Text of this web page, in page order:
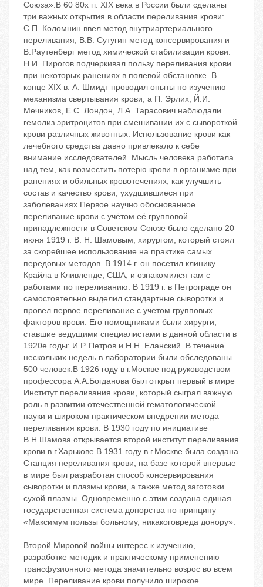
Союза».В 60 80х гг. XIX века в России были сделаны
три важных открытия в области переливания крови:
С.П. Коломнин ввел метод внутриартериального
переливания, В.В. Сутугин метод консервирования и
В.Раутенберг метод химической стабилизации крови.
Н.И. Пирогов подчеркивал пользу переливания крови
при некоторых ранениях в полевой обстановке. В
конце XIX в. А. Шмидт проводил опыты по изучению
механизма свертывания крови, а П. Эрлих, Й.И.
Мечников, Е.С. Лондон, Л.А. Тарасович наблюдали
гемолиз эритроцитов при смешивании их с сывороткой
крови различных животных. Использование крови как
лечебного средства давно привлекало к себе
внимание исследователей. Мысль человека работала
над тем, как возместить потерю крови в организме при
ранениях и обильных кровотечениях, как улучшить
состав и качество крови, ухудшившиеся при
заболеваниях.Первое научно обоснованное
переливание крови с учётом её групповой
принадлежности в Советском Союзе было сделано 20
июня 1919 г. В. Н. Шамовым, хирургом, который стоял
за скорейшее использование на практике самых
передовых методов. В 1914 г. он посетил клинику
Крайла в Кливленде, США, и ознакомился там с
работами по переливанию. В 1919 г. в Петрограде он
самостоятельно выделил стандартные сыворотки и
провел первое переливание с учетом групповых
факторов крови. Его помощниками были хирурги,
ставшие ведущими специалистами в данной области в
1920е годы: И.Р. Петров и Н.Н. Еланский. В течение
нескольких недель в лаборатории были обследованы
500 человек.В 1926 году в г.Москве под руководством
профессора А.А.Богданова был открыт первый в мире
Институт переливания крови, который сыграл важную
роль в развитии отечественной гематологической
науки и широком практическом внедрении метода
переливания крови. В 1930 году по инициативе
В.Н.Шамова открывается второй институт переливания
крови в г.Харькове.В 1931 году в г.Москве была создана
Станция переливания крови, на базе которой впервые
в мире был разработан способ консервирования
сыворотки и плазмы крови, а также метод заготовки
сухой плазмы. Одновременно с этим создана единая
государственная система донорства по принципу
«Максимум пользы больному, никакоговреда донору».
Второй Мировой войны интерес к изучению,
разработке методик и практическому применению
трансфузионного метода значительно возрос во всем
мире. Переливание крови получило широкое